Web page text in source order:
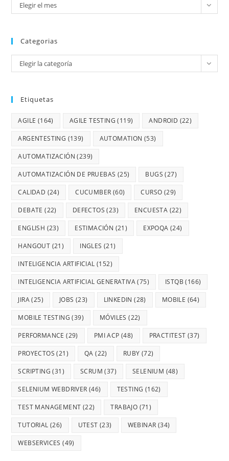
Elegir el mes
Categorias
Elegir la categoría
Etiquetas
AGILE (164) AGILE TESTING (119) ANDROID (22)
ARGENTESTING (139) AUTOMATION (53)
AUTOMATIZACIÓN (239)
AUTOMATIZACIÓN DE PRUEBAS (25) BUGS (27)
CALIDAD (24) CUCUMBER (60) CURSO (29)
DEBATE (22) DEFECTOS (23) ENCUESTA (22)
ENGLISH (23) ESTIMACIÓN (21) EXPOQA (24)
HANGOUT (21) INGLES (21)
INTELIGENCIA ARTIFICIAL (152)
INTELIGENCIA ARTIFICIAL GENERATIVA(75) ISTQB (166)
JIRA(25) JOBS (23) LINKEDIN (28) MOBILE (64)
MOBILE TESTING (39) MÓVILES (22)
PERFORMANCE (29) PMI ACP (48) PRACTITEST (37)
PROYECTOS (21) QA (22) RUBY (72)
SCRIPTING (31) SCRUM (37) SELENIUM (48)
SELENIUM WEBDRIVER (46) TESTING (162)
TEST MANAGEMENT (22) TRABAJO (71)
TUTORIAL (26) UTEST (23) WEBINAR (34)
WEBSERVICES (49)